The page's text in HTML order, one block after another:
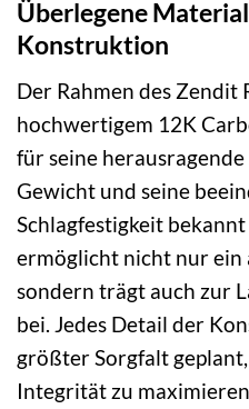
Überlegene
Konstruktion
Der Rahmen des Zendit
hochwertigem 12K
für seine
Gewicht und seine
Schlagfestigkeit
ermöglicht nicht nur ein
sondern trägt auch zur
bei. Jedes Detail der
größter Sorgfalt
Integrität zu